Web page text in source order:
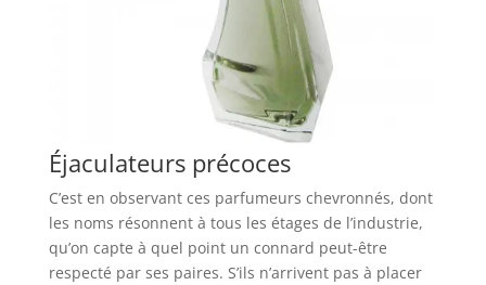
Éjaculateurs précoces
C’est en observant ces parfumeurs chevronnés, dont
les noms résonnent à tous les étages de l’industrie,
qu’on capte à quel point un connard peut-être
respecté par ses paires. S’ils n’arrivent pas à placer